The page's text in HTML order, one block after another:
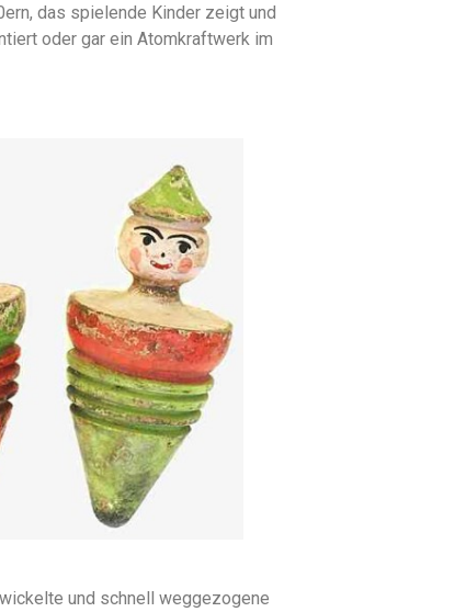
das spielende Kinder zeigt und
oder gar ein Atomkraftwerk im
und schnell weggezogene